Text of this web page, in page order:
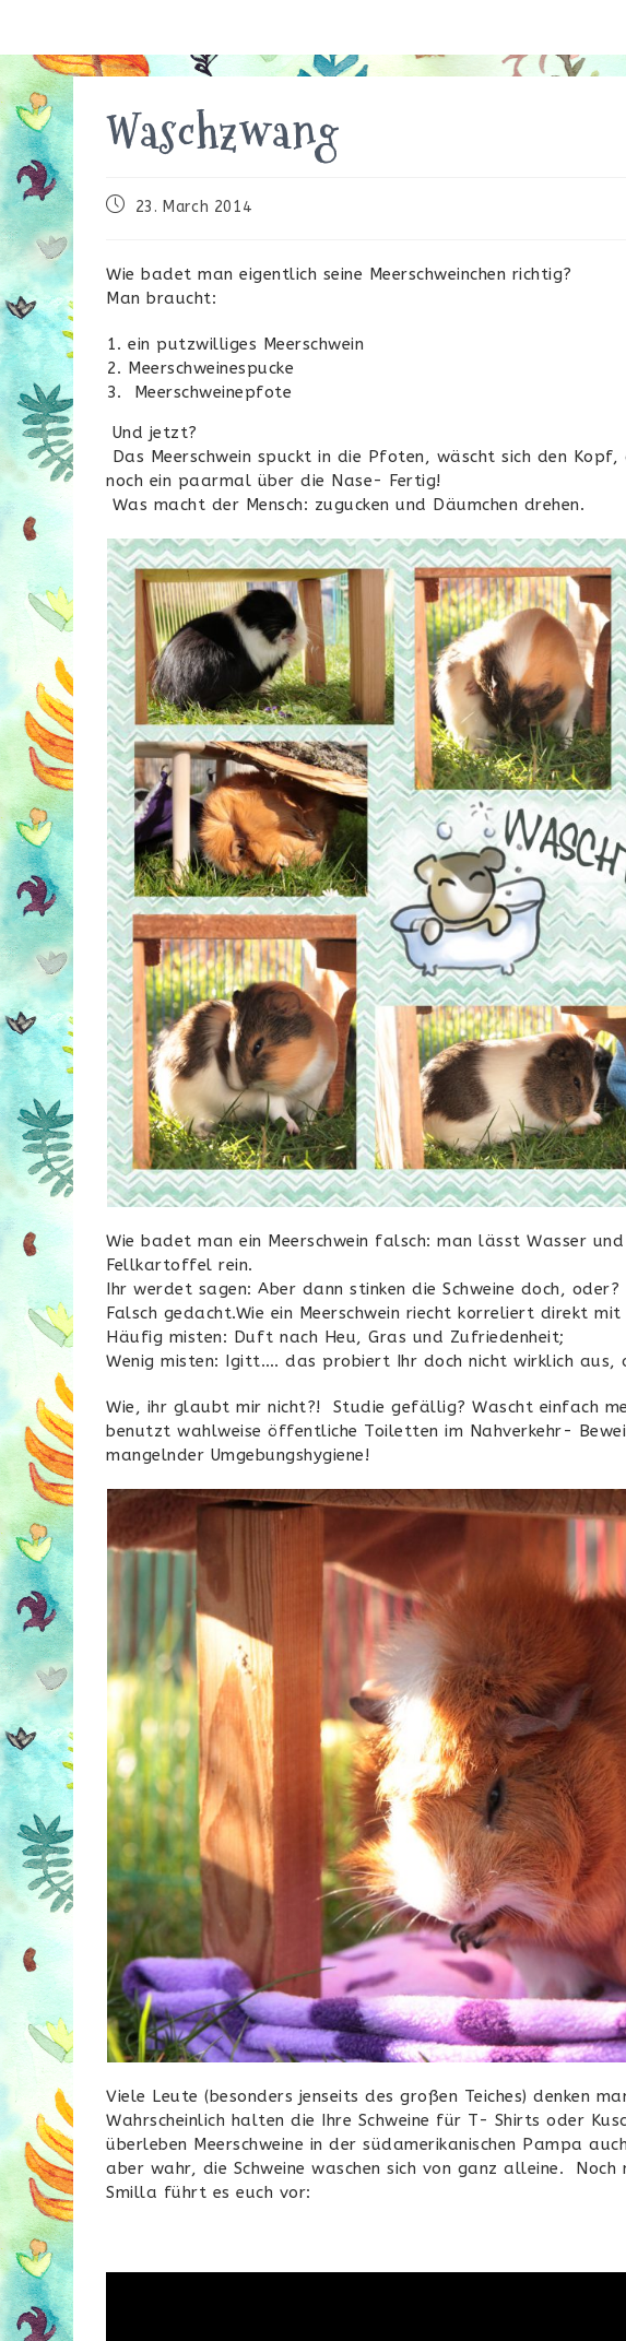
Waschzwang
Beitrag23. March 2014
Wie badet man eigentlich seine Meerschweinchen richtig?
Man braucht:
ein putzwilliges Meerschwein
Meerschweinespucke
Meerschweinepfote
Und jetzt?
Das Meerschwein spuckt in die Pfoten, wäscht sich den
noch ein paarmal über die Nase- Fertig!
Was macht der Mensch: zugucken und Däumchen drehen.
Wie badet man ein Meerschwein falsch: man lässt Wasser
Fellkartoffel rein.
Ihr werdet sagen: Aber dann stinken die Schweine doch, oder?
Falsch gedacht.Wie ein Meerschwein riecht korreliert direkt
Häufig misten: Duft nach Heu, Gras und Zufriedenheit;
Wenig misten: Igitt…. das probiert Ihr doch nicht wirklich aus,
Wie, ihr glaubt mir nicht?! Studie gefällig? Wascht einfach
benutzt wahlweise öffentliche Toiletten im Nahverkehr-
mangelnder Umgebungshygiene!
Viele Leute (besonders jenseits des großen Teiches) denken
Wahrscheinlich halten die Ihre Schweine für T- Shirts oder
überleben Meerschweine in der südamerikanischen Pampa
aber wahr, die Schweine waschen sich von ganz alleine. Noch
Smilla führt es euch vor: